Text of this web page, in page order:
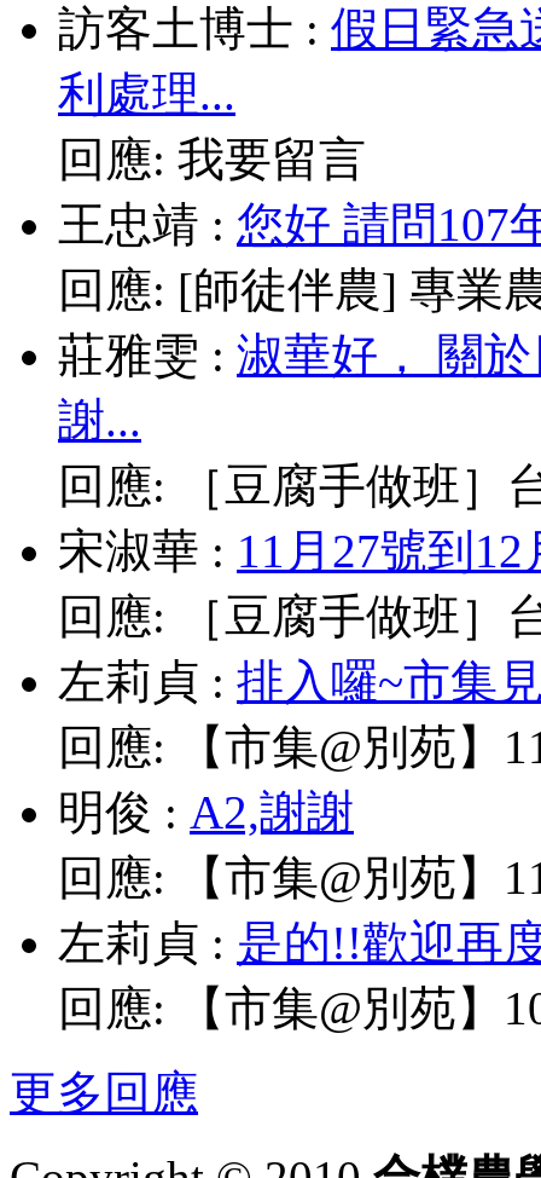
訪客土博士 : 假日緊急
利處理...
回應: 我要留言
王忠靖 : 您好 請問107
回應: [師徒伴農] 專業
莊雅雯 : 淑華好， 關
謝...
回應:
［豆腐手做班］
宋淑華 : 11月27號到
回應:
［豆腐手做班］
左莉貞 : 排入囉~市集
回應:
【市集@別苑】
明俊 : A2,謝謝
回應:
【市集@別苑】
左莉貞 : 是的!!歡迎再
回應:
【市集@別苑】
更多回應